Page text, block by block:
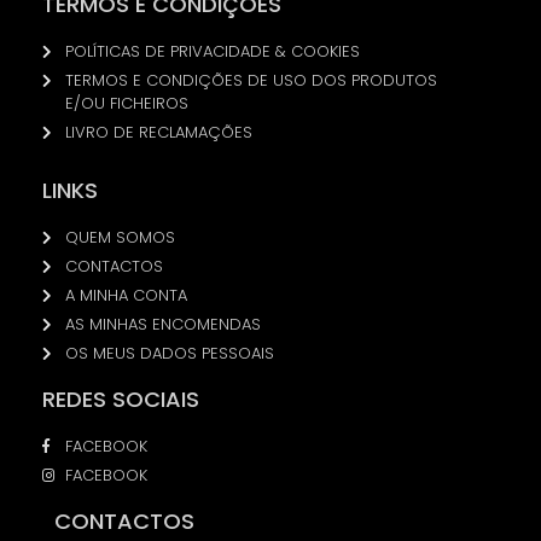
POLÍTICAS DE PRIVACIDADE & COOKIES
TERMOS E CONDIÇÕES DE USO DOS PRODUTOS
E/OU FICHEIROS
LIVRO DE RECLAMAÇÕES
LINKS
QUEM SOMOS
CONTACTOS
A MINHA CONTA
AS MINHAS ENCOMENDAS
OS MEUS DADOS PESSOAIS
REDES SOCIAIS
FACEBOOK
FACEBOOK
CONTACTOS